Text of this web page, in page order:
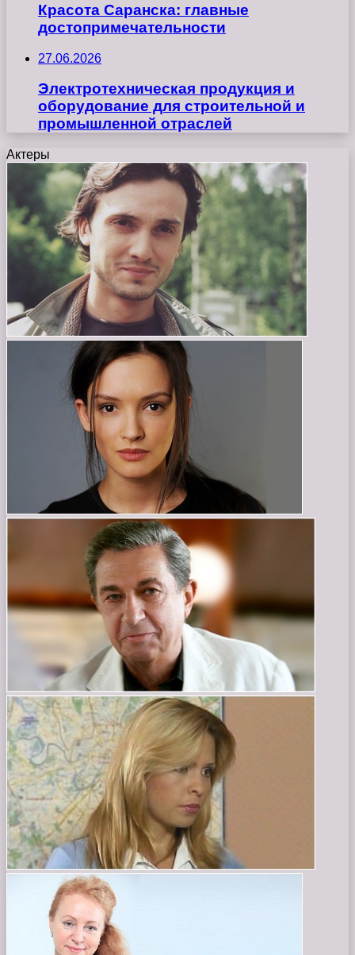
Красота Саранска: главные
достопримечательности
27.06.2026
Электротехническая продукция и
оборудование для строительной и
промышленной отраслей
Актеры